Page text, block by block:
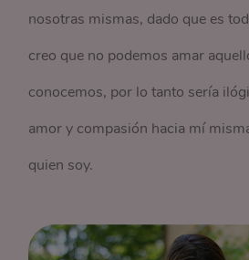
nosotras mismas, dado que es
creo que no podemos amar
conocemos, por lo tanto sería
amor y compasión hacia mí
quien soy.